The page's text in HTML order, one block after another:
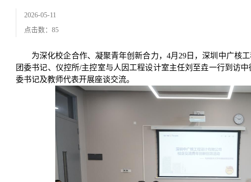
2026-05-11
点击数： 85
为深化校企合作、凝聚青年创新合力，4月29日，深圳中广核
团委书记、仪控所/主控室与人因工程设计室主任刘至垚一行到访
委书记及教师代表开展座谈交流。